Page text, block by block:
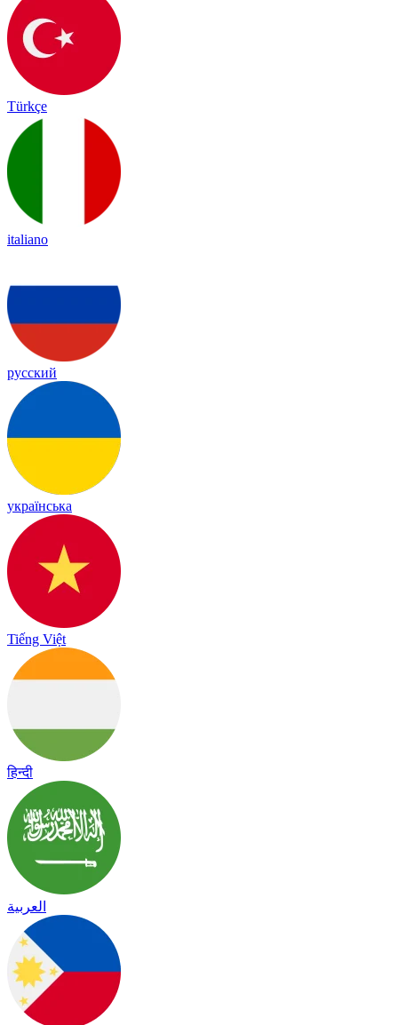
Türkçe
italiano
русский
українська
Tiếng Việt
हिन्दी
العربية